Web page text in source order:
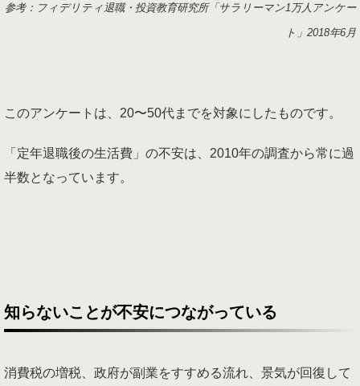
参考：フィデリティ退職・投資教育研究所「サラリーマン1万人アンケー
ト」2018年6月
このアンケートは、20〜50代までを対象にしたものです。
「定年退職後の生活費」の不安は、2010年の調査から常に過
半数となっています。
知らないことが不安につながっている
消費税の増税、政府が副業をすすめる流れ、景気が回復して